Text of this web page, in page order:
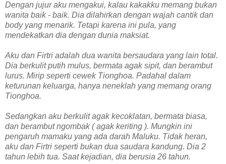
Dengan jujur aku mengakui, kalau kakakku memang bukan
wanita baik - baik. Dia dilahirkan dengan wajah cantik dan
body yang menarik. Tetapi karena ini pula, yang
mendekatkan dia dengan dunia maksiat.
Aku dan Firtri adalah dua wanita bersaudara yang lain total.
Dia berkulit putih mulus, bermata agak sipit, dan berambut
lurus. Mirip seperti cewek Tionghoa. Padahal dalam
keturunan keluarga, hanya neneklah yang memang orang
Tionghoa.
Sedangkan aku berkulit agak kecoklatan, bermata biasa,
dan berambut ngombak ( agak keriting ). Mungkin ini
pengaruh mamaku yang ada darah Maluku. Tidak heran,
aku dan Firtri seperti bukan dua saudara kandung. Dia 2
tahun lebih tua. Saat kejadian, dia berusia 26 tahun.